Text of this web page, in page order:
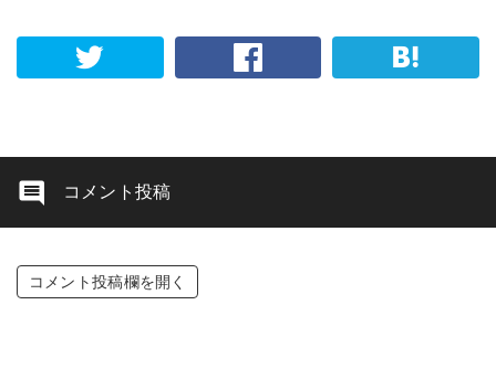
コメント投稿
コメント投稿欄を開く